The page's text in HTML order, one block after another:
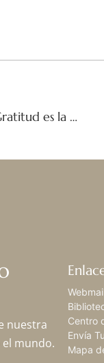
Peregrinación Espiritual a los Fundadores: “La Gratitud es la Memoria del Corazón”
nuestra
mundo.
Centro
Envía
Mapa